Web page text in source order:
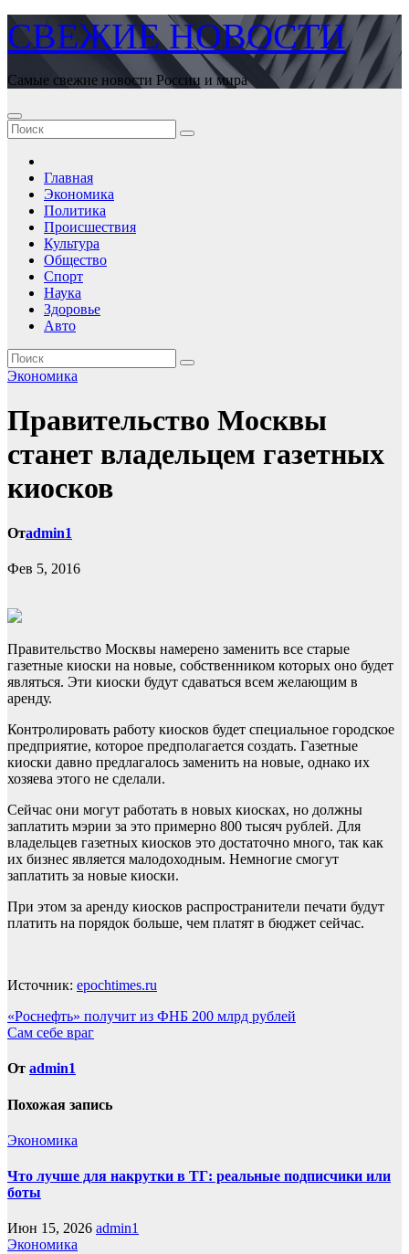
Перейти
к
содержимому
СВЕЖИЕ НОВОСТИ
Самые свежие новости России и мира
Главная
Экономика
Политика
Происшествия
Культура
Общество
Спорт
Наука
Здоровье
Авто
Экономика
Правительство Москвы
станет владельцем газетных
киосков
Отadmin1
Фев 5, 2016
Правительство Москвы намерено заменить все старые
газетные киоски на новые, собственником которых оно будет
являться. Эти киоски будут сдаваться всем желающим в
аренду.
Контролировать работу киосков будет специальное городское
предприятие, которое предполагается создать. Газетные
киоски давно предлагалось заменить на новые, однако их
хозяева этого не сделали.
Сейчас они могут работать в новых киосках, но должны
заплатить мэрии за это примерно 800 тысяч рублей. Для
владельцев газетных киосков это достаточно много, так как
их бизнес является малодоходным. Немногие смогут
заплатить за новые киоски.
При этом за аренду киосков распространители печати будут
платить на порядок больше, чем платят в бюджет сейчас.
Источник: epochtimes.ru
Навигация
по
записям
«Роснефть» получит из ФНБ 200 млрд рублей
Сам себе враг
От admin1
Похожая запись
Экономика
Что лучше для накрутки в ТГ: реальные подписчики или
боты
Июн 15, 2026 admin1
Экономика